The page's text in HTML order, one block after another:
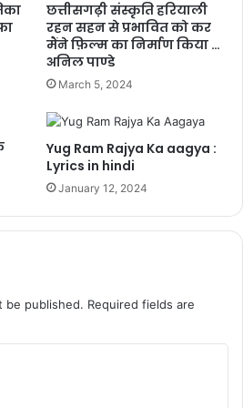
है- ”मैं आपको अपनी मेहनत और एक्शन से
नहीं कर सकता। वी वी विनायक द्वारा
Film Poster इस पोस्टर की बात करें तो
12469/ipl-
से पहले आईपीएल के बल्लेबाजों के लिए ग्रहण
कहानी?
छत्तीसगढ़ी संस्कृति हरियाली
रहन सहन से प्रभावित को कर
मैंने फ़िल्म का निर्माण किया …
अनिल पाण्डे
March 5, 2024
Yug Ram Rajya Ka aagya :
Lyrics in hindi
January 12, 2024
be published. Required fields are